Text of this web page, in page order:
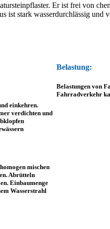
Er ist frei von
ist stark wasserdurchlässig
einkehren.
verdichten und
mischen
Abrütteln
Einbaumenge
Wasserstrahl
Belastung:
Belastungen von
Fahrradverkehr